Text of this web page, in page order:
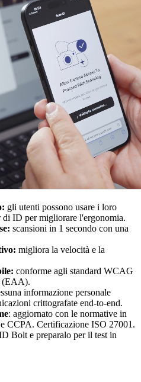
gli utenti possono usare i loro
di ID per migliorare l'ergonomia.
scansioni in 1 secondo con una
migliora la velocità e la
conforme agli standard WCAG
(EAA).
informazione personale
crittografate end-to-end.
: aggiornato con le normative in
CCPA. Certificazione ISO 27001.
Bolt e preparalo per il test in